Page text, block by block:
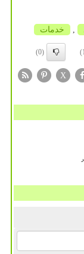
خدمات
(0)
X